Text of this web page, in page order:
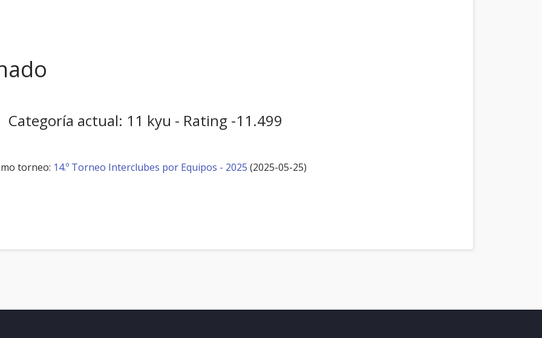
Categoría actual: 11 kyu - Rating -11.499
torneo: 14.º Torneo Interclubes por Equipos - 2025 (2025-05-25)